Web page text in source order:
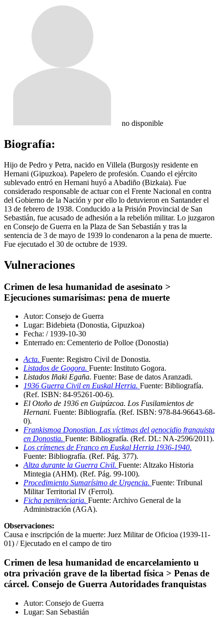
no disponible
Biografía:
Hijo de Pedro y Petra, nacido en Villela (Burgos)y residente en
Hernani (Gipuzkoa). Papelero de profesión. Cuando el ejército
sublevado entró en Hernani huyó a Abadiño (Bizkaia). Fue
considerado responsable de actuar con el Frente Nacional en contra
del Gobierno de la Nación y por ello lo detuvieron en Santander el
13 de febrero de 1938. Conducido a la Prisión Provincial de San
Sebastián, fue acusado de adhesión a la rebelión militar. Lo juzgaron
en Consejo de Guerra en la Plaza de San Sebastián y tras la
sentencia de 3 de mayo de 1939 lo condenaron a la pena de muerte.
Fue ejecutado el 30 de octubre de 1939.
Vulneraciones
Crimen de lesa humanidad de asesinato >
Ejecuciones sumarísimas: pena de muerte
Autor: Consejo de Guerra
Lugar: Bidebieta (Donostia, Gipuzkoa)
Fecha: / 1939-10-30
Enterrado en: Cementerio de Polloe (Donostia)
Acta. Fuente: Registro Civil de Donostia.
Listados de Gogora. Fuente: Instituto Gogora.
Listados Iñaki Egaña. Fuente: Base de datos Aranzadi.
1936 Guerra Civil en Euskal Herria. Fuente: Bibliografía.
(Ref. ISBN: 84-95261-00-6).
El Otoño de 1936 en Guipúzcoa. Los Fusilamientos de
Hernani. Fuente: Bibliografía. (Ref. ISBN: 978-84-96643-68-
0).
Frankismoa Donostian. Las víctimas del genocidio franquista
en Donostia. Fuente: Bibliografía. (Ref. DL: NA-2596/2011).
Los crímenes de Franco en Euskal Herria 1936-1940.
Fuente: Bibliografía. (Ref. Pág. 377).
Altza durante la Guerra Civil. Fuente: Altzako Historia
Mintegia (AHM). (Ref. Pág. 99-100).
Procedimiento Sumarísimo de Urgencia. Fuente: Tribunal
Militar Territorial IV (Ferrol).
Ficha penitenciaria. Fuente: Archivo General de la
Administración (AGA).
Observaciones:
Causa e inscripción de la muerte: Juez Militar de Oficioa (1939-11-
01) / Ejecutado en el campo de tiro
Crimen de lesa humanidad de encarcelamiento u
otra privación grave de la libertad física > Penas de
cárcel. Consejo de Guerra Autoridades franquistas
Autor: Consejo de Guerra
Lugar: San Sebastián